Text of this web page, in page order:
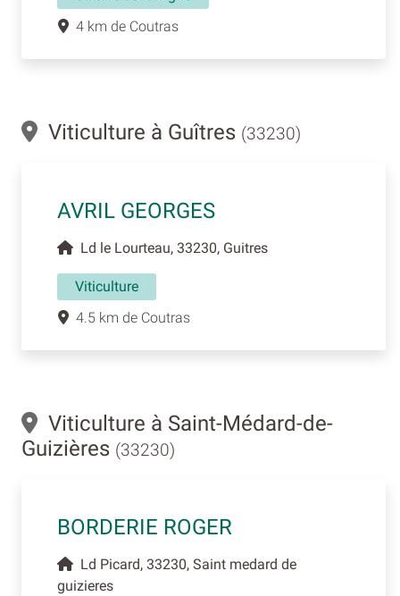
4 km de Coutras
Viticulture à Guîtres (33230)
AVRIL GEORGES
Ld le Lourteau, 33230, Guitres
Viticulture
4.5 km de Coutras
Viticulture à Saint-Médard-de-
Guizières (33230)
BORDERIE ROGER
Ld Picard, 33230, Saint medard de
guizieres